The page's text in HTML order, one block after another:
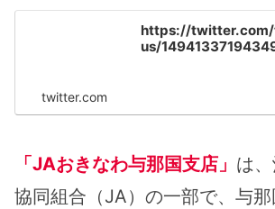
https://
us/
twitter.com
「JAおきなわ与那国支店」 は
協同組合（JA）の一部で、与